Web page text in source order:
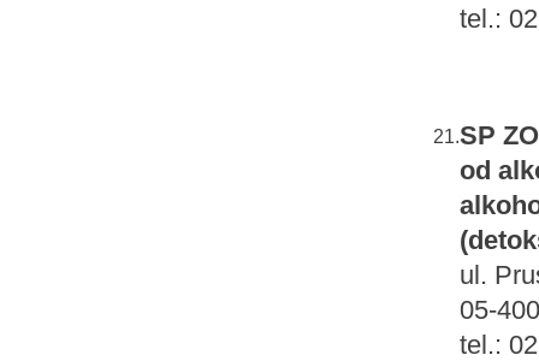
tel.:
21.SP
od
ul.
05-
tel.: